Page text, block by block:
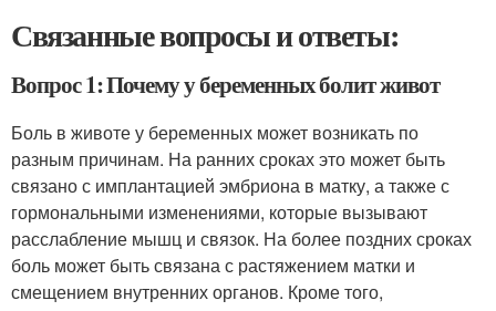
Связанные вопросы и ответы:
Вопрос 1: Почему у беременных болит живот
Боль в животе у беременных может возникать по
разным причинам. На ранних сроках это может быть
связано с имплантацией эмбриона в матку, а также с
гормональными изменениями, которые вызывают
расслабление мышц и связок. На более поздних сроках
боль может быть связана с растяжением матки и
смещением внутренних органов. Кроме того,